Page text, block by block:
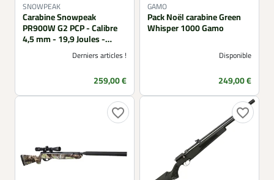
SNOWPEAK
Carabine Snowpeak
PR900W G2 PCP - Calibre
4,5 mm - 19,9 Joules -
Derniers articles !
Prix
259,00 €
GAMO
Pack Noël carabine Green
Whisper 1000 Gamo
Disponible
Prix
249,00 €
favorite_border favorite_border